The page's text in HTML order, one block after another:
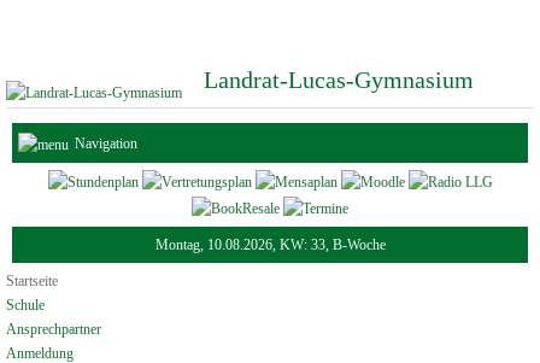
Landrat-Lucas-Gymnasium
Navigation
Montag, 10.08.2026, KW: 33, B-Woche
Startseite
Schule
Ansprechpartner
Anmeldung